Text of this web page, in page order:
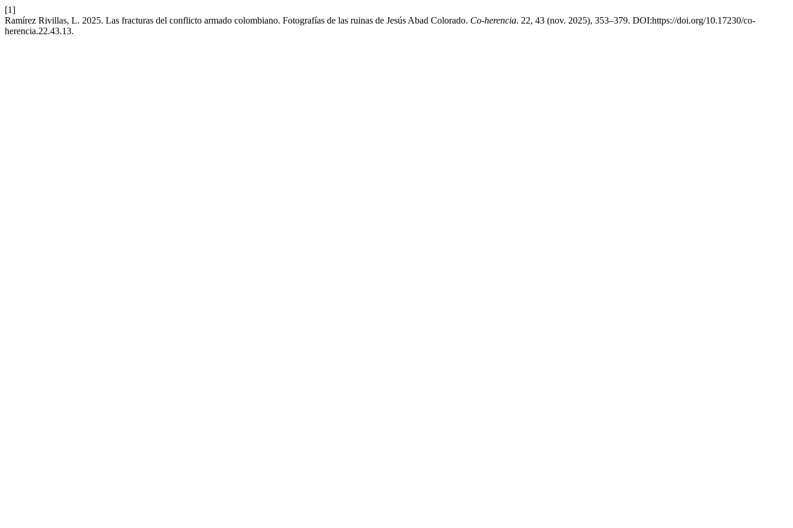
[1]
Ramírez Rivillas, L. 2025. Las fracturas del conflicto armado colombiano. Fotografías de las ruinas de Jesús Abad Colorado. Co-herencia. 22, 43 (nov. 2025), 353–379. DOI:https://doi.org/10.17230/co-
herencia.22.43.13.